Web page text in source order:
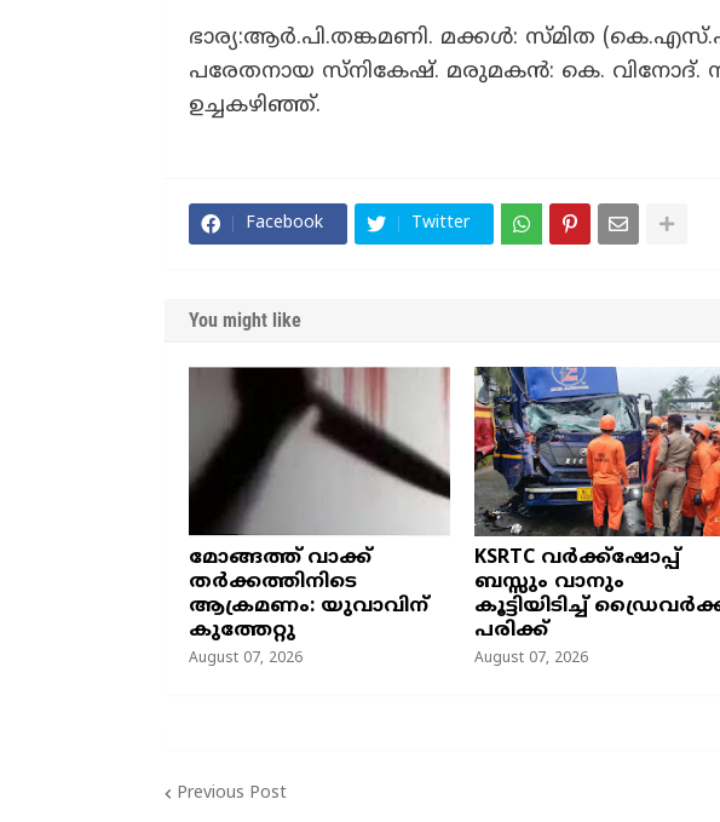
ഭാര്യ:ആർ.പി.തങ്കമണി. മക്കൾ: സ്മിത
പരേതനായ സ്നികേഷ്. മരുമകൻ: കെ. വിനോദ്.
ഉച്ചകഴിഞ്ഞ്.
Facebook Twitter
You might like
മോങ്ങത്ത് വാക്ക്
തർക്കത്തിനിടെ
ആക്രമണം: യുവാവിന്
കുത്തേറ്റു
August 07, 2026
KSRTC വർക്ക്ഷോപ്പ്
ബസ്സും വാനും
കൂട്ടിയിടിച്ച്
പരിക്ക്
August 07, 2026
Previous Post